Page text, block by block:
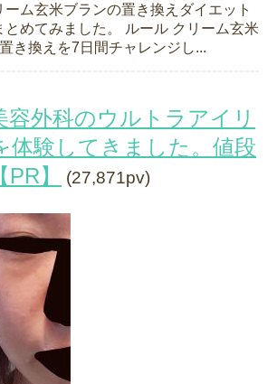
ム玄米ブランの置き換えダイエット
とめてみました。 ルール クリーム玄米
き換えを7日間チャレンジし...
容外科のウルトラアイリ
体験してきました。値段
】
(27,871pv)